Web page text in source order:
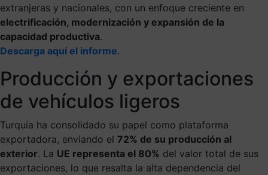
extranjeras y nacionales, con un enfoque creciente en
electrificación, modernización y expansión de la
capacidad productiva.
Descarga aquí el informe.
Producción y exportaciones
de vehículos ligeros
Turquía ha consolidado su papel como plataforma
exportadora, enviando el 72% de su producción al
exterior. La UE representa el 80% del valor total de sus
exportaciones, lo que resalta la alta dependencia del